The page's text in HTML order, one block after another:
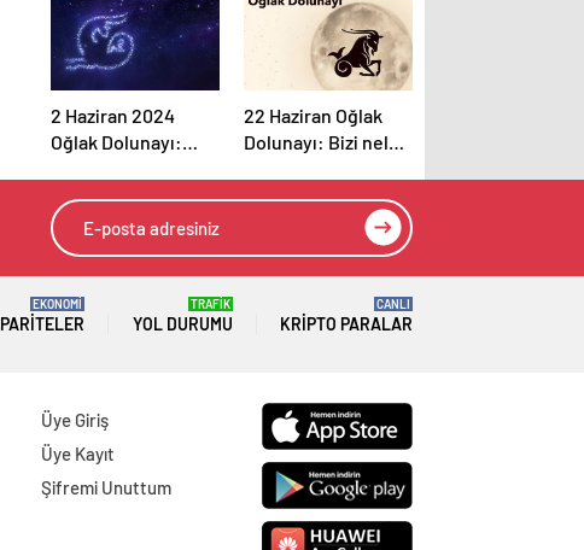
2 Haziran 2024
Oğlak Dolunayı:
korkuyorsun?
22 Haziran Oğlak
Dolunayı: Bizi neler
PARITELER
EKONOMİ
YOL DURUMU
TRAFİK
KRIPTO PARALAR
CANLI
Üye Giriş
Üye Kayıt
Şifremi Unuttum